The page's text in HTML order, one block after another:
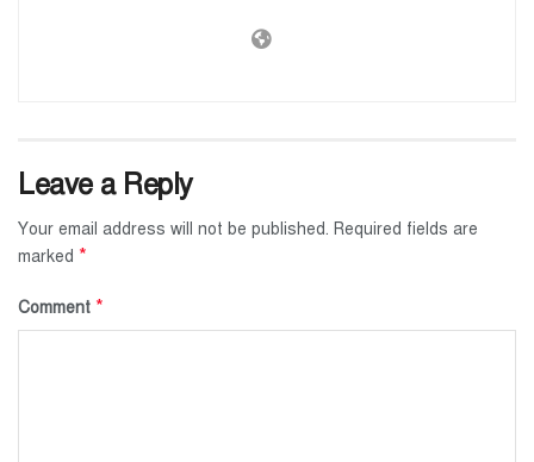
Leave a Reply
Your email address will not be published. Required fields are
marked *
Comment *